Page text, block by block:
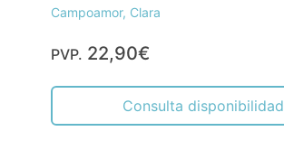
Campoamor, Clara
PVP. 22,90€
Consulta disponibilidad